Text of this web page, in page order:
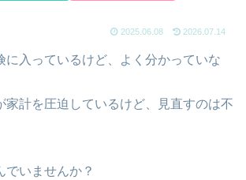
2025.06.08 2026.07.14
に入っているけど、よく分かっていな
家計を圧迫しているけど、見直すのは不
でいませんか？